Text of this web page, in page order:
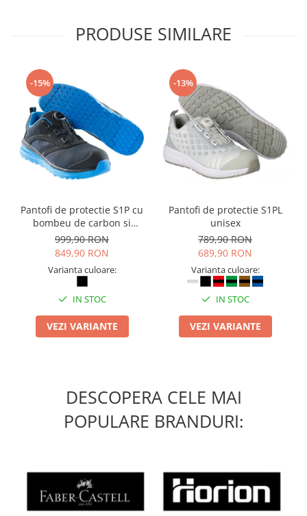
PRODUSE SIMILARE
-15%
Pantofi de protectie S1P cu
bombeu de carbon si
inchidere BOAÂ® Fit
999,90 RON
849,90 RON
Varianta culoare:
IN STOC
VEZI VARIANTE
-13%
Pantofi de protectie S1PL
unisex
789,90 RON
689,90 RON
Varianta culoare:
IN STOC
VEZI VARIANTE
DESCOPERA CELE MAI
POPULARE BRANDURI: